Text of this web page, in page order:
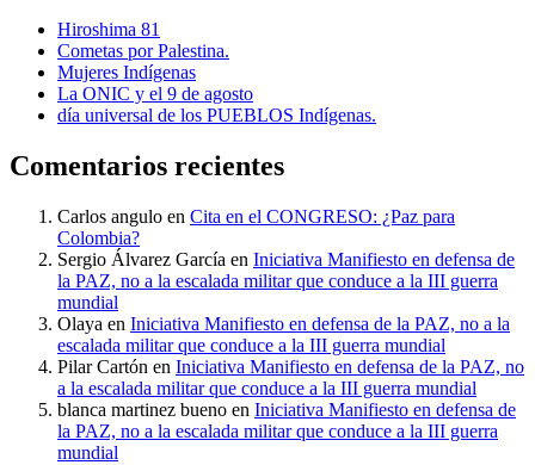
Hiroshima 81
Cometas por Palestina.
Mujeres Indígenas
La ONIC y el 9 de agosto
día universal de los PUEBLOS Indígenas.
Comentarios recientes
Carlos angulo en Cita en el CONGRESO: ¿Paz para
Colombia?
Sergio Álvarez García en Iniciativa Manifiesto en defensa de
la PAZ, no a la escalada militar que conduce a la III guerra
mundial
Olaya en Iniciativa Manifiesto en defensa de la PAZ, no a la
escalada militar que conduce a la III guerra mundial
Pilar Cartón en Iniciativa Manifiesto en defensa de la PAZ, no
a la escalada militar que conduce a la III guerra mundial
blanca martinez bueno en Iniciativa Manifiesto en defensa de
la PAZ, no a la escalada militar que conduce a la III guerra
mundial